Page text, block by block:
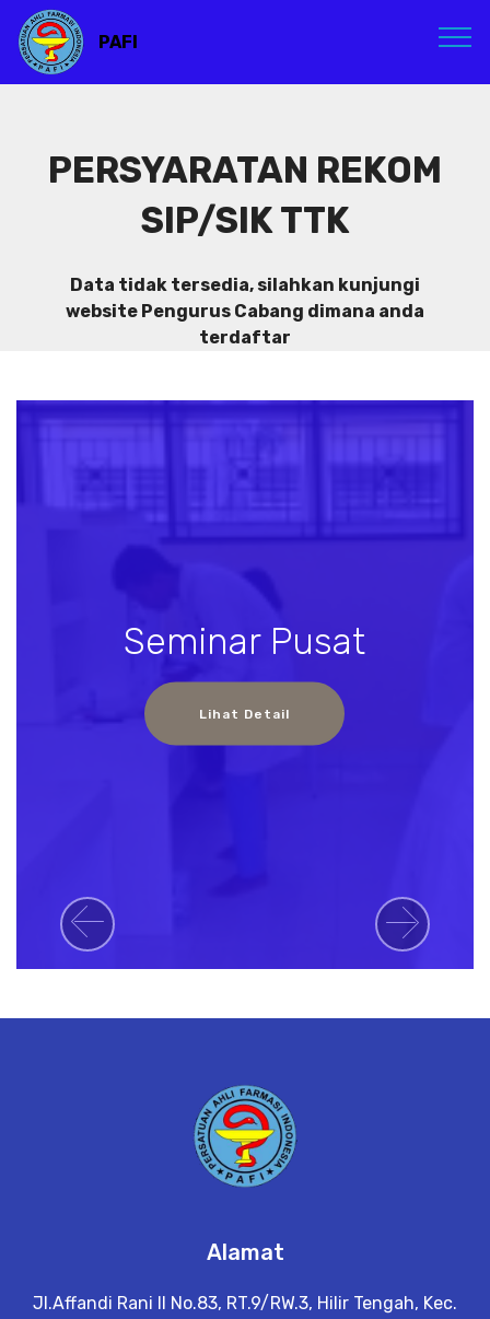
PAFI
PERSYARATAN REKOM
SIP/SIK TTK
Data tidak tersedia, silahkan kunjungi
website Pengurus Cabang dimana anda
terdaftar
Seminar Pusat
Lihat Detail
Previous Next
Alamat
Jl.Affandi Rani II No.83, RT.9/RW.3, Hilir Tengah, Kec.